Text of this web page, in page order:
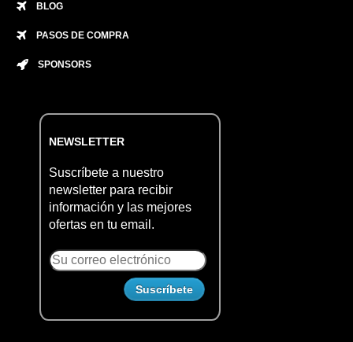
BLOG
PASOS DE COMPRA
SPONSORS
NEWSLETTER
Suscríbete a nuestro
newsletter para recibir
información y las mejores
ofertas en tu email.